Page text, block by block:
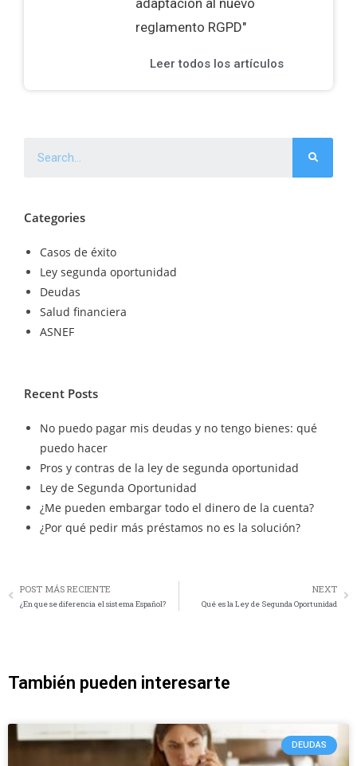
adaptación al nuevo
reglamento RGPD"
Leer todos los artículos
Categories
Casos de éxito
Ley segunda oportunidad
Deudas
Salud financiera
ASNEF
Recent Posts
No puedo pagar mis deudas y no tengo bienes: qué
puedo hacer
Pros y contras de la ley de segunda oportunidad
Ley de Segunda Oportunidad
¿Me pueden embargar todo el dinero de la cuenta?
¿Por qué pedir más préstamos no es la solución?
POST MÁS RECIENTE
¿En que se diferencia el sistema Español?
NEXT
Qué es la Ley de Segunda Oportunidad
También pueden interesarte
DEUDAS